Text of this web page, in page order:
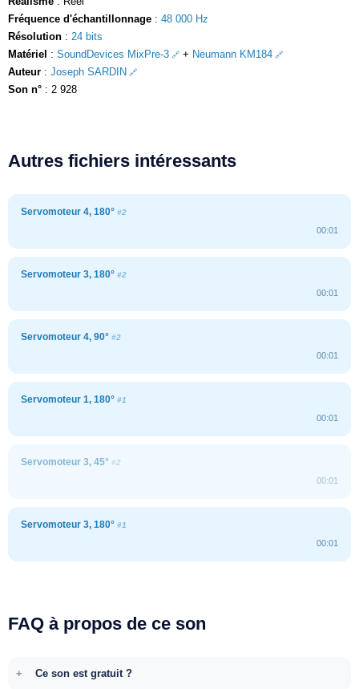
Fréquence d'échantillonnage : 48 000 Hz
Résolution : 24 bits
Matériel : SoundDevices MixPre-3 + Neumann KM184
Auteur : Joseph SARDIN
Son n° : 2 928
Autres fichiers intéressants
Servomoteur 4, 180° #2
00:01
Servomoteur 3, 180° #2
00:01
Servomoteur 4, 90° #2
00:01
Servomoteur 1, 180° #1
00:01
Servomoteur 3, 45° #2
00:01
Servomoteur 3, 180° #1
00:01
FAQ à propos de ce son
Ce son est gratuit ?